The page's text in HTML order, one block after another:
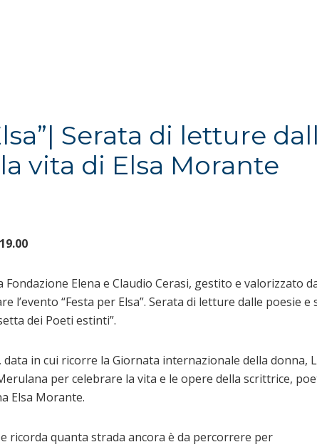
Serata di letture
vita di Elsa Morante
Fondazione Elena e Claudio Cerasi, gestito e valorizzato
l’evento “Festa per Elsa”. Serata di letture dalle poesie e
dei Poeti estinti”.
data in cui ricorre la Giornata internazionale della donna,
per celebrare la vita e le opere della scrittrice,
Elsa Morante.
ricorda quanta strada ancora è da percorrere per